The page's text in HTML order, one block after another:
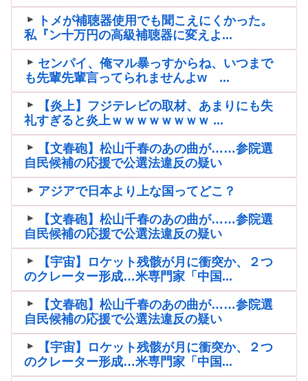
トメが補聴器使用でも聞こえにくかった。
私『ン十万円の高級補聴器に変えよ...
センパイ、俺マル暴っすからね、いつまで
も先輩先輩言ってられませんよw ...
【炎上】フジテレビの取材、あまりにも失
礼すぎると炎上ｗｗｗｗｗｗｗｗ ...
【文春砲】松山千春のあの曲が……参院選
自民候補の応援で公選法違反の疑い
アジアで日本より上な国ってどこ？
【文春砲】松山千春のあの曲が……参院選
自民候補の応援で公選法違反の疑い
【宇宙】ロケット残骸が月に衝突か、２つ
のクレーター形成…米専門家「中国...
【文春砲】松山千春のあの曲が……参院選
自民候補の応援で公選法違反の疑い
【宇宙】ロケット残骸が月に衝突か、２つ
のクレーター形成…米専門家「中国...